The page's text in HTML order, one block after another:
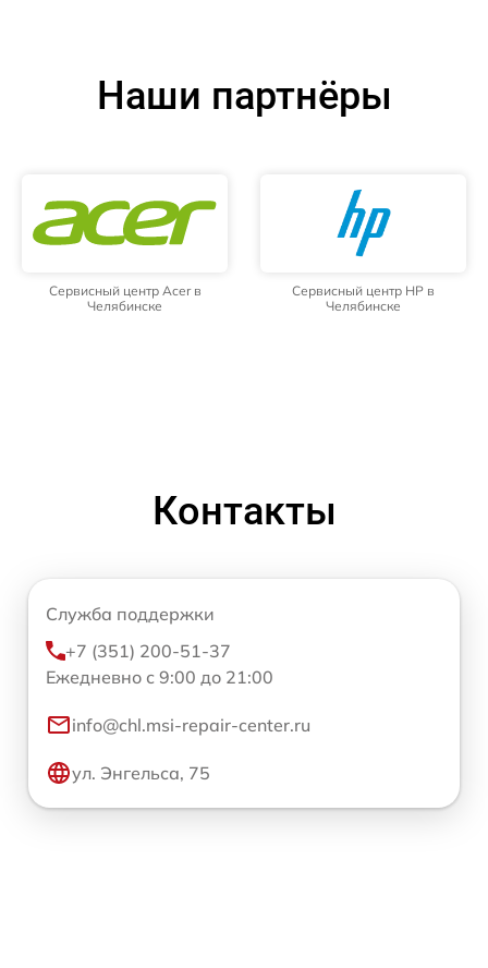
Наши партнёры
Сервисный центр Acer в
Челябинске
Сервисный центр HP в
Челябинске
Контакты
Служба поддержки
+7 (351) 200-51-37
Ежедневно с 9:00 до 21:00
info@chl.msi-repair-center.ru
ул. Энгельса, 75